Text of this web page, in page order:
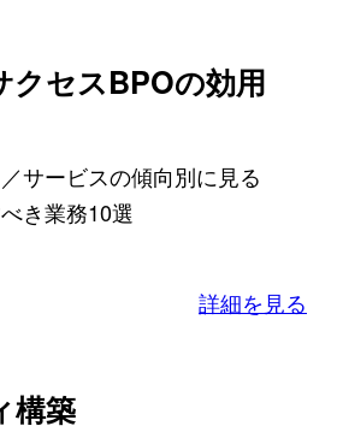
クセスBPOの効用
サービスの傾向別に見る
き業務10選
詳細を見る
構築